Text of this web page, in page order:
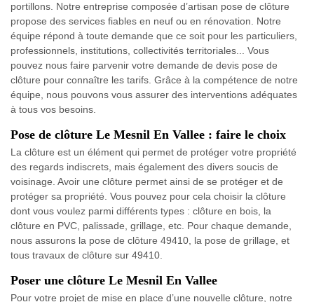
portillons. Notre entreprise composée d’artisan pose de clôture
propose des services fiables en neuf ou en rénovation. Notre
équipe répond à toute demande que ce soit pour les particuliers,
professionnels, institutions, collectivités territoriales... Vous
pouvez nous faire parvenir votre demande de devis pose de
clôture pour connaître les tarifs. Grâce à la compétence de notre
équipe, nous pouvons vous assurer des interventions adéquates
à tous vos besoins.
Pose de clôture Le Mesnil En Vallee : faire le choix
La clôture est un élément qui permet de protéger votre propriété
des regards indiscrets, mais également des divers soucis de
voisinage. Avoir une clôture permet ainsi de se protéger et de
protéger sa propriété. Vous pouvez pour cela choisir la clôture
dont vous voulez parmi différents types : clôture en bois, la
clôture en PVC, palissade, grillage, etc. Pour chaque demande,
nous assurons la pose de clôture 49410, la pose de grillage, et
tous travaux de clôture sur 49410.
Poser une clôture Le Mesnil En Vallee
Pour votre projet de mise en place d’une nouvelle clôture, notre